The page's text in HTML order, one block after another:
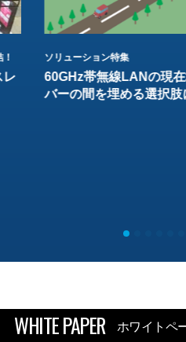
レ
ソリューション特集
60GHz帯無線LANの現
バーの間を埋める選択肢
WHITE PAPER ホワイトペ